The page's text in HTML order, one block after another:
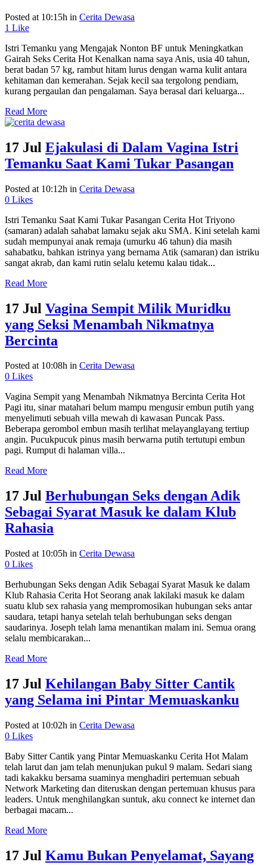
Posted at 10:15h in Cerita Dewasa
1 Like
Istri Temanku yang Mengajak Nonton BF untuk Meningkatkan
Gairah Seks Cerita Hot Kenalkan nama saya Anis, usia 40 tahun,
berat badan 57 kg, rambut hitam lurus dengan warna kulit antara
kehitaman dan kemerahan. Sejak kecil saa tergolong pendiam,
kurang pergaulan dan pengalaman. Saya berasal dari keluarga...
Read More
17 Jul Ejakulasi di Dalam Vagina Istri
Temanku Saat Kami Tukar Pasangan
Posted at 10:12h in Cerita Dewasa
0 Likes
Istri Temanku Saat Kami Tukar Pasangan Cerita Hot Triyono
(samaran) adalah sahabat lamaku sejak aku SMA. Kini setelah kami
sudah mempunyai anak remaja (umurku 46 tahun) dia masih
sahabatku, bahkan istrinya yang bernama Atik (samaran) dan istriku
sangat akrab, dan kami rutin selalu ketemu kalau tidak...
Read More
17 Jul Vagina Sempit Milik Muridku
yang Seksi Menambah Nikmatnya
Bercinta
Posted at 10:08h in Cerita Dewasa
0 Likes
Vagina Sempit yang Menambah Nikmatnya Bercinta Cerita Hot
Pagi itu, sinar matahari belum mampu mengusir embun putih yang
menyelimuti sebuah villa mewah di kawasan Puncak Pass.
Beberapa gerombol embun masih terlihat melayanglayang tertiup
angin. Pucukpucuk pinus masih berwarna putih tertutupi embun
pagi. Rumput di halaman villa...
Read More
17 Jul Berhubungan Seks dengan Adik
Sebagai Syarat Masuk ke dalam Klub
Rahasia
Posted at 10:05h in Cerita Dewasa
0 Likes
Berhubungan Seks dengan Adik Sebagai Syarat Masuk ke dalam
Klub Rahasia Cerita Hot Seorang anak lakilaki masuk ke dalam
suatu klub sex rahasia yang mempromosikan hubungan seks antar
saudara, tetapi hanya setelah telah berhubungan seks dengan
saudarinya. Joseph telah lama menantikan malam ini. Semua orang
selalu membicarakan...
Read More
17 Jul Kehilangan Baby Sitter Cantik
yang Selama ini Pintar Memuaskanku
Posted at 10:02h in Cerita Dewasa
0 Likes
Baby Sitter Cantik yang Pintar Memuaskanku Cerita Hot Malam
telah larut dan jam telah menunjukan pukul 9 malam. Sedari siang
tadi kakakku bersama suaminya menghadiri pertemuan sebuah
Network Marketing dan diteruskan dengan pertemuan khusus para
leaders. Untuk menghilangkan suntuk, aku connect ke internet dan
berbagai macam...
Read More
17 Jul Kamu Bukan Penyelamat, Sayang